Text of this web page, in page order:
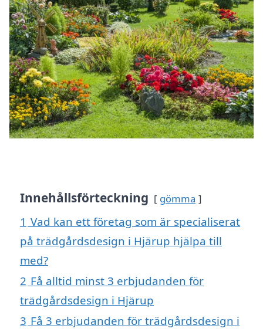
Innehållsförteckning gömma
1 Vad kan ett företag som är specialiserat
på trädgårdsdesign i Hjärup hjälpa till
med?
2 Få alltid minst 3 erbjudanden för
trädgårdsdesign i Hjärup
3 Få 3 erbjudanden för trädgårdsdesign i